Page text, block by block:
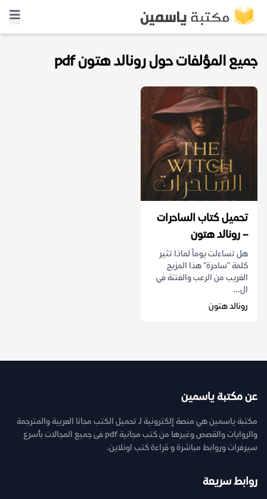
جميع المؤلفات حول رونالد هتون pdf
تحميل كتاب الساحرات
– رونالد هتون
هل تساءلت يوماً لماذا تثير
كلمة "ساحرة" هذا المزيج
الغريب من الرعب والفتنة في
ال...
رونالد هتون
عن مكتبة ياسمين
مكتبة ياسمين هي منصة إلكترونية لـ تحميل الكتب مجانا العربية والمترجمة
والروايات والقصص وغيرها من كتب مجانية pdf فى جميع المجالات بأسرع
سيرفرات وروابط مباشرة و قراءة كتب اونلاين.
روابط سريعة